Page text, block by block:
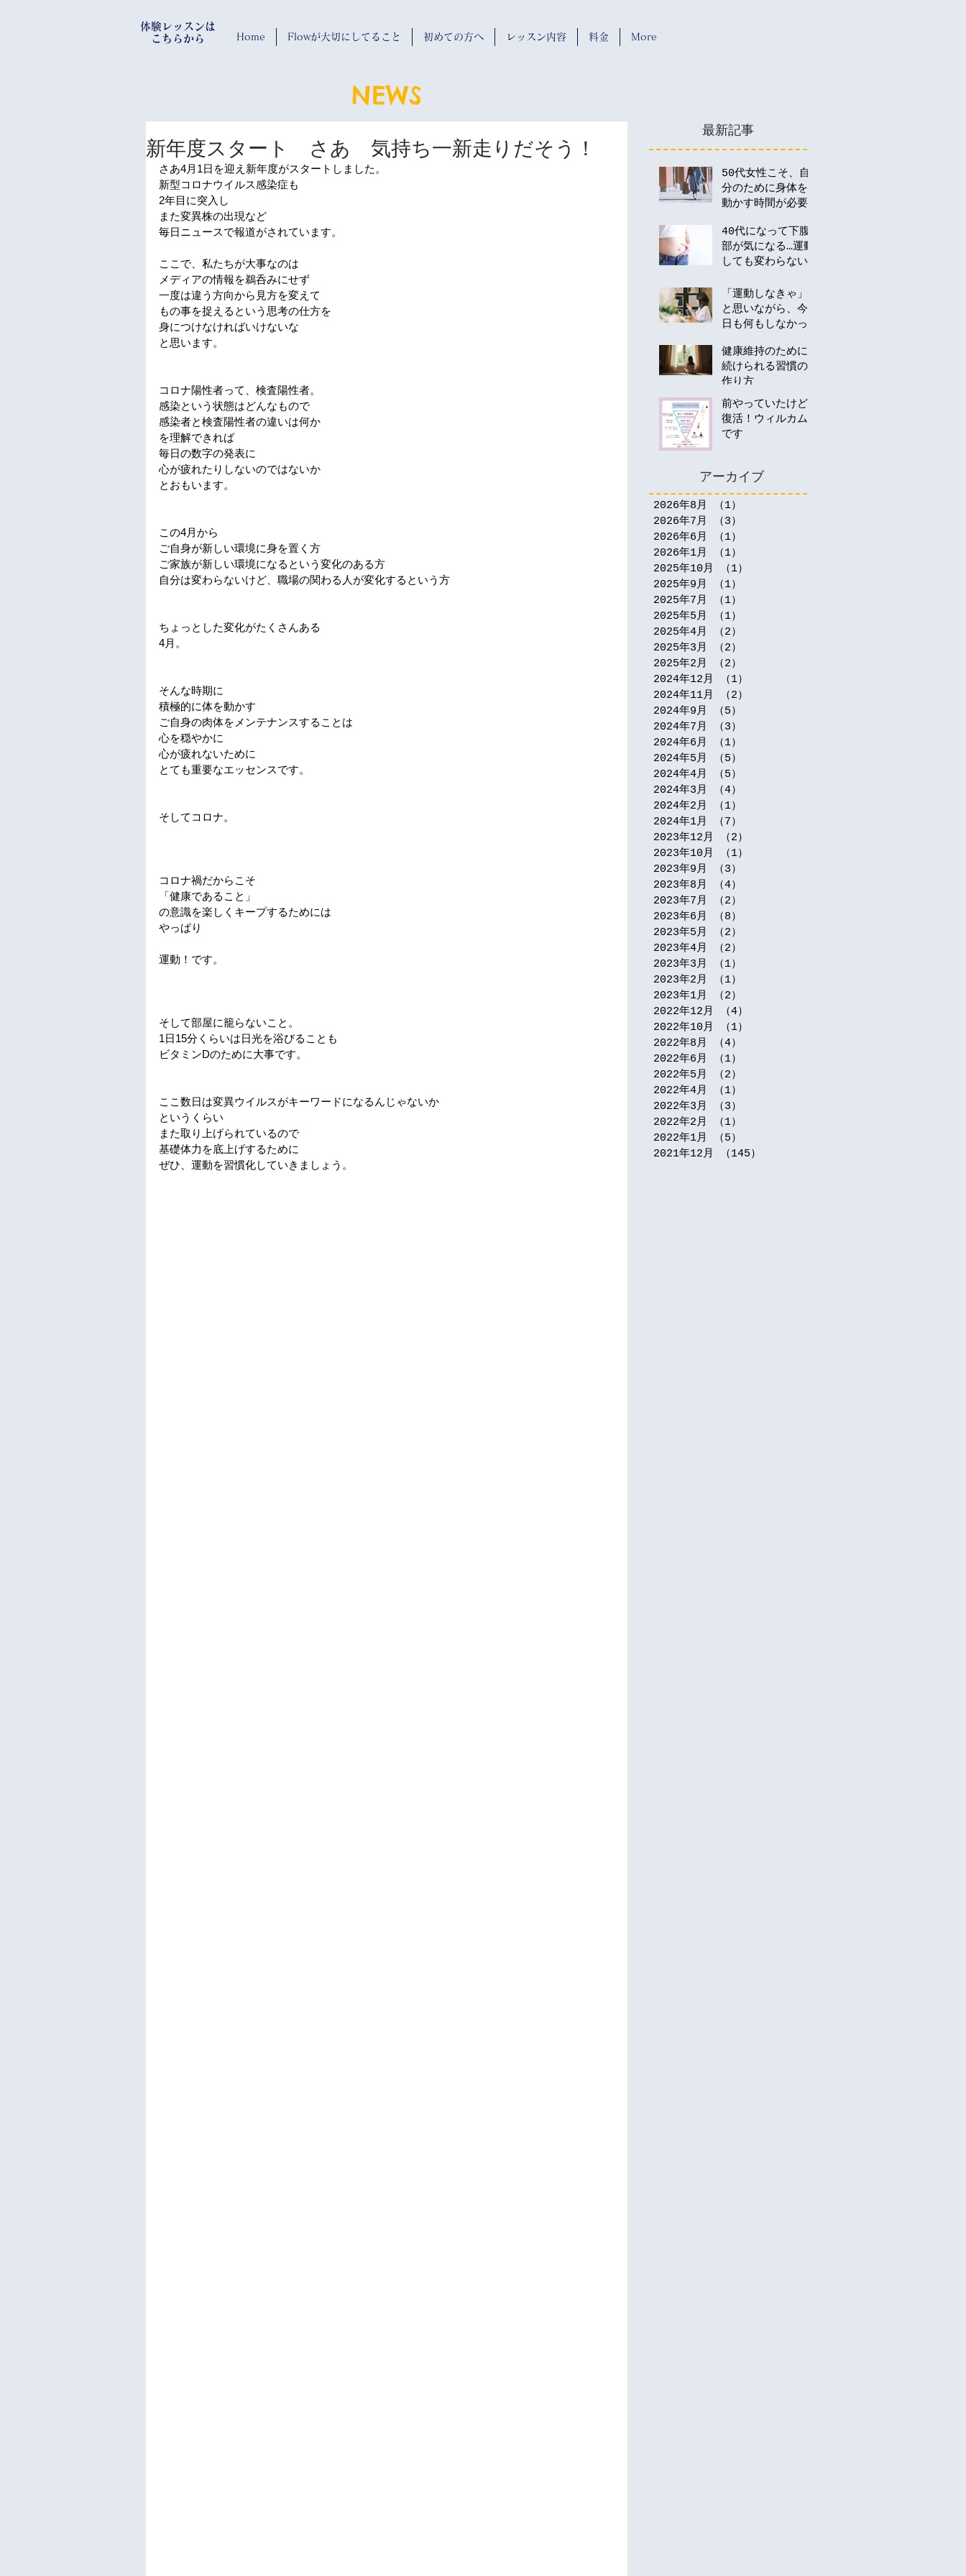
Home Flowが大切にしてること 初めての方へ レッスン内容 料金 More
​体験レッスンは
​ こちらから
NEWS
新年度スタート さあ 気持ち一新走りだそう！
さあ4月1日を迎え新年度がスタートしました。
新型コロナウイルス感染症も
2年目に突入し
また変異株の出現など
毎日ニュースで報道がされています。
ここで、私たちが大事なのは
メディアの情報を鵜呑みにせず
一度は違う方向から見方を変えて
もの事を捉えるという思考の仕方を
身につけなければいけないな
と思います。
コロナ陽性者って、検査陽性者。
感染という状態はどんなもので
感染者と検査陽性者の違いは何か
を理解できれば
毎日の数字の発表に
心が疲れたりしないのではないか
とおもいます。
この4月から
ご自身が新しい環境に身を置く方
ご家族が新しい環境になるという変化のある方
自分は変わらないけど、職場の関わる人が変化するという方
ちょっとした変化がたくさんある
4月。
そんな時期に
積極的に体を動かす
ご自身の肉体をメンテナンスすることは
心を穏やかに
心が疲れないために
とても重要なエッセンスです。
そしてコロナ。
コロナ禍だからこそ
「健康であること」
の意識を楽しくキープするためには
やっぱり
運動！です。
そして部屋に籠らないこと。
1日15分くらいは日光を浴びることも
ビタミンDのために大事です。
ここ数日は変異ウイルスがキーワードになるんじゃないか
というくらい
また取り上げられているので
基礎体力を底上げするために
ぜひ、運動を習慣化していきましょう。
最新記事
50代女性こそ、自
分のために身体を
動かす時間が必要
40代になって下腹
部が気になる…運動
しても変わらない
「運動しなきゃ」
と思いながら、今
日も何もしなかっ
代・50代の運動は
何から始める？
健康維持のために
続けられる習慣の
作り方
前やっていたけど
復活！ウィルカム
です
アーカイブ
2026年8月 （1）
2026年7月
（3）
2026年6月
（1）
2026年1月
（1）
2025年10月
（1）
2025年9月
（1）
2025年7月
（1）
2025年5月
（1）
2025年4月
（2）
2025年3月
（2）
2025年2月
（2）
2024年12月
（1）
2024年11月
（2）
2024年9月
（5）
2024年7月
（3）
2024年6月
（1）
2024年5月
（5）
2024年4月
（5）
2024年3月
（4）
2024年2月
（1）
2024年1月
（7）
2023年12月
（2）
2023年10月
（1）
2023年9月
（3）
2023年8月
（4）
2023年7月
（2）
2023年6月
（8）
2023年5月
（2）
2023年4月
（2）
2023年3月
（1）
2023年2月
（1）
2023年1月
（2）
2022年12月
（4）
2022年10月
（1）
2022年8月
（4）
2022年6月
（1）
2022年5月
（2）
2022年4月
（1）
2022年3月
（3）
2022年2月
（1）
2022年1月
（5）
2021年12月
（145）